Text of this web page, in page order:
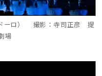
ーロ） 撮影：寺司正彦 提
場